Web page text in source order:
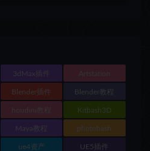
3dMax插件 Artstation
Blender插件 Blender教程
houdini教程 Kitbash3D
Maya教程 photobash
ue4资产 UE5插件